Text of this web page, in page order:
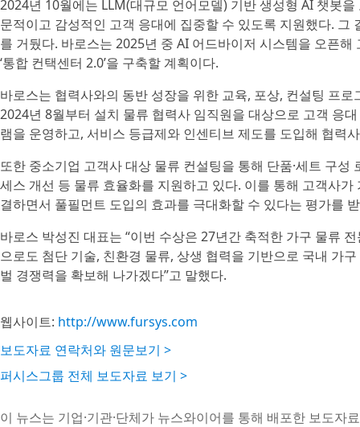
2024년 10월에는 LLM(대규모 언어모델) 기반 생성형 AI 챗봇
문적이고 감성적인 고객 응대에 집중할 수 있도록 지원했다. 그
를 거뒀다. 바로스는 2025년 중 AI 어드바이저 시스템을 오픈
‘통합 컨택센터 2.0’을 구축할 계획이다.
바로스는 협력사와의 동반 성장을 위한 교육, 포상, 컨설팅 프
2024년 8월부터 설치 물류 협력사 임직원을 대상으로 고객 응
램을 운영하고, 서비스 등급제와 인센티브 제도를 도입해 협력
또한 중소기업 고객사 대상 물류 컨설팅을 통해 단품·세트 구성
세스 개선 등 물류 효율화를 지원하고 있다. 이를 통해 고객사
결하면서 풀필먼트 도입의 효과를 극대화할 수 있다는 평가를
바로스 박성진 대표는 “이번 수상은 27년간 축적한 가구 물류
으로도 첨단 기술, 친환경 물류, 상생 협력을 기반으로 국내 가
벌 경쟁력을 확보해 나가겠다”고 말했다.
웹사이트: http://www.fursys.com
보도자료 연락처와 원문보기 >
퍼시스그룹 전체 보도자료 보기 >
이 뉴스는 기업·기관·단체가 뉴스와이어를 통해 배포한 보도자